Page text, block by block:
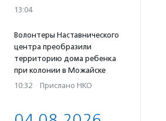
13:04
Волонтеры Наставнического
центра преобразили
территорию дома ребенка
при колонии в Можайске
10:32 · Прислано НКО